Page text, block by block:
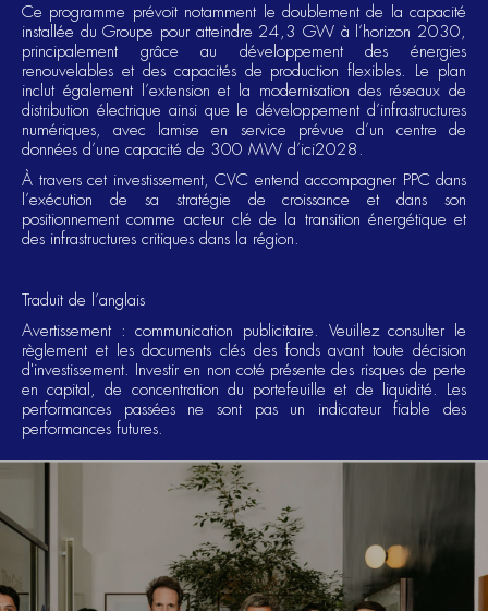
Ce programme prévoit notamment le doublement de la capacité
installée du Groupe pour atteindre 24,3 GW à l’horizon 2030,
principalement grâce au développement des énergies
renouvelables et des capacités de production flexibles. Le plan
inclut également l’extension et la modernisation des réseaux de
distribution électrique ainsi que le développement d’infrastructures
numériques, avec lamise en service prévue d’un centre de
données d’une capacité de 300 MW d’ici2028.
À travers cet investissement, CVC entend accompagner PPC dans
l’exécution de sa stratégie de croissance et dans son
positionnement comme acteur clé de la transition énergétique et
des infrastructures critiques dans la région.
Traduit de l’anglais
Avertissement : communication publicitaire. Veuillez consulter le
règlement et les documents clés des fonds avant toute décision
d'investissement. Investir en non coté présente des risques de perte
en capital, de concentration du portefeuille et de liquidité. Les
performances passées ne sont pas un indicateur fiable des
performances futures.